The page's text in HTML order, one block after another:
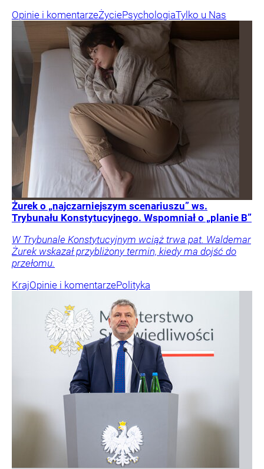
Opinie i komentarzeŻyciePsychologiaTylko u Nas
Żurek o „najczarniejszym scenariuszu” ws.
Trybunału Konstytucyjnego. Wspomniał o „planie B”
W Trybunale Konstytucyjnym wciąż trwa pat. Waldemar
Żurek wskazał przybliżony termin, kiedy ma dojść do
przełomu.
KrajOpinie i komentarzePolityka